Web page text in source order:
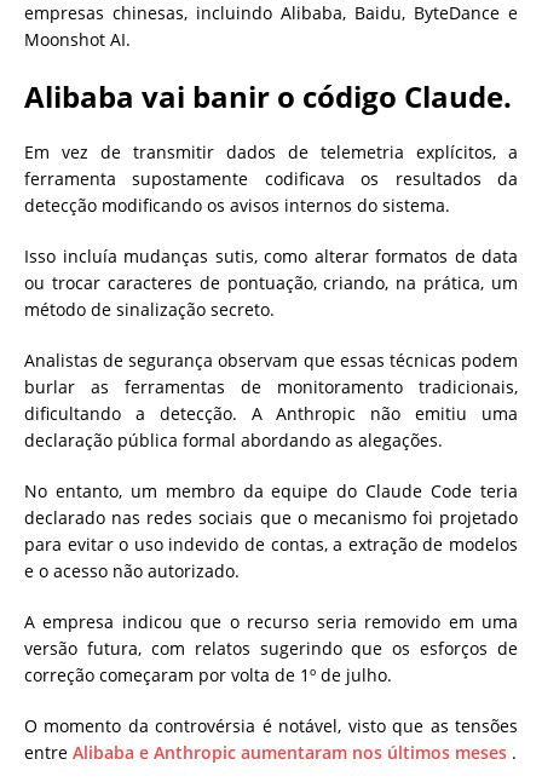
empresas chinesas, incluindo Alibaba, Baidu, ByteDance e
Moonshot AI.
Alibaba vai banir o código Claude.
Em vez de transmitir dados de telemetria explícitos, a
ferramenta supostamente codificava os resultados da
detecção modificando os avisos internos do sistema.
Isso incluía mudanças sutis, como alterar formatos de data
ou trocar caracteres de pontuação, criando, na prática, um
método de sinalização secreto.
Analistas de segurança observam que essas técnicas podem
burlar as ferramentas de monitoramento tradicionais,
dificultando a detecção. A Anthropic não emitiu uma
declaração pública formal abordando as alegações.
No entanto, um membro da equipe do Claude Code teria
declarado nas redes sociais que o mecanismo foi projetado
para evitar o uso indevido de contas, a extração de modelos
e o acesso não autorizado.
A empresa indicou que o recurso seria removido em uma
versão futura, com relatos sugerindo que os esforços de
correção começaram por volta de 1º de julho.
O momento da controvérsia é notável, visto que as tensões
entre Alibaba e Anthropic aumentaram nos últimos meses .